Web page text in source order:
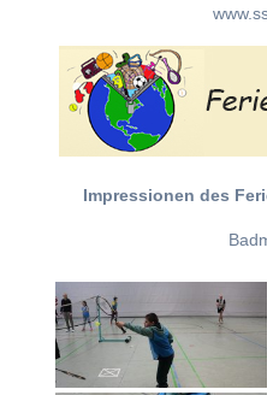
Impressionen des